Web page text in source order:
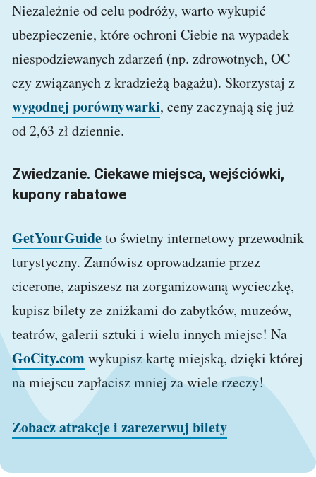
Niezależnie od celu podróży, warto wykupić
ubezpieczenie, które ochroni Ciebie na wypadek
niespodziewanych zdarzeń (np. zdrowotnych, OC
czy związanych z kradzieżą bagażu). Skorzystaj z
wygodnej porównywarki, ceny zaczynają się już
od 2,63 zł dziennie.
Zwiedzanie. Ciekawe miejsca, wejściówki,
kupony rabatowe
GetYourGuideto świetny internetowy przewodnik
turystyczny. Zamówisz oprowadzanie przez
cicerone, zapiszesz na zorganizowaną wycieczkę,
kupisz bilety ze zniżkami do zabytków, muzeów,
teatrów, galerii sztuki i wielu innych miejsc! Na
GoCity.comwykupisz kartę miejską, dzięki której
na miejscu zapłacisz mniej za wiele rzeczy!
Zobacz atrakcje i zarezerwuj bilety